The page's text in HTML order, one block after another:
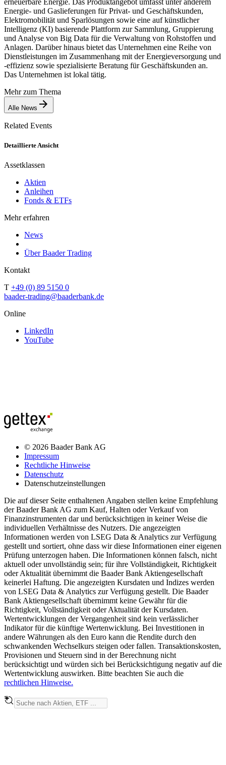
Energie- und Gaslieferungen für Privat- und Geschäftskunden,
Elektromobilität und Sparlösungen sowie eine auf künstlicher
Intelligenz (KI) basierende Plattform zur Sammlung, Gruppierung
und Analyse von Big Data für die Verwaltung von Rohstoffen und
Anlagen. Darüber hinaus bietet das Unternehmen eine Reihe von
Dienstleistungen im Zusammenhang mit der Energieversorgung und
-effizienz sowie spezialisierte Beratung für Geschäftskunden an.
Das Unternehmen ist lokal tätig.
Mehr zum Thema
Alle News
Related Events
Detaillierte Ansicht
Assetklassen
Aktien
Anleihen
Fonds & ETFs
Mehr erfahren
News
Über Baader Trading
Kontakt
T +49 (0) 89 5150 0
baader-trading@baaderbank.de
Online
LinkedIn
YouTube
© 2026 Baader Bank AG
Impressum
Rechtliche Hinweise
Datenschutz
Datenschutzeinstellungen
Die auf dieser Seite enthaltenen Angaben stellen keine Empfehlung
der Baader Bank AG zum Kauf, Halten oder Verkauf von
Finanzinstrumenten dar und berücksichtigen in keiner Weise die
individuellen Verhältnisse des Nutzers. Die angezeigten
Informationen werden von LSEG Data & Analytics zur Verfügung
gestellt und sortiert, ohne dass wir diese Informationen einer eigenen
Prüfung unterzogen haben. Die Informationen können falsch, nicht
aktuell oder unvollständig sein; für ihre Vollständigkeit, Richtigkeit
oder Aktualität übernimmt die Baader Bank Aktiengesellschaft
keinerlei Haftung. Die angezeigten Kursdaten und Indizes werden
von LSEG Data & Analytics zur Verfügung gestellt. Die Baader
Bank Aktiengesellschaft übernimmt keine Gewähr für die
Richtigkeit, Vollständigkeit oder Aktualität der Kursdaten.
Wertentwicklungen der Vergangenheit sind kein verlässlicher
Indikator für die künftige Wertenwicklung. Bei Investitionen in
andere Währungen als den Euro kann die Rendite durch den
schwankenden Wechselkurs steigen oder fallen. Transaktionskosten,
Provisionen und Steuern sind in der Berechnung nicht
berücksichtigt und würden sich bei Berücksichtigung negativ auf die
Wertentwicklung auswirken. Bitte beachten Sie auch die
rechtlichen Hinweise.